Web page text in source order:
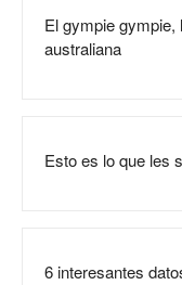
El gympie gympie,
australiana
Esto es lo que les
6 interesantes